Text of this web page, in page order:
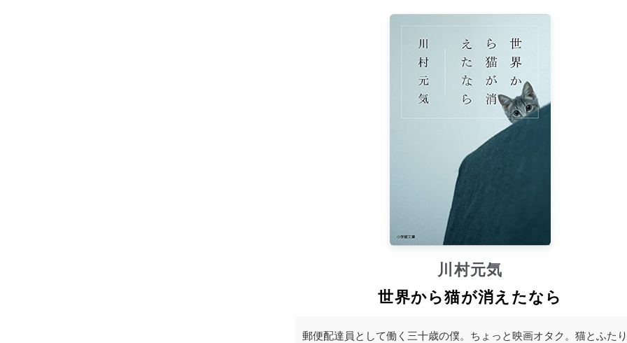
川村元気
世界から猫が消えたなら
郵便配達員として働く三十歳の僕。ちょっと映画オタク。猫とふた